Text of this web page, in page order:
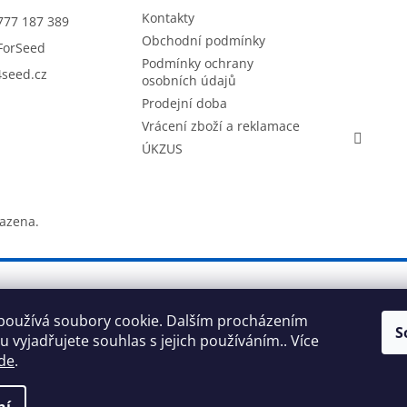
soubory cookie. Dalším procházením
vyjadřujete souhlas s jejich používáním.. Více
.
187 389
Kontakty
Obchodní podmínky
Podmínky ochrany
osobních údajů
Prodejní doba
Vrácení zboží a reklamace
ÚKZUS